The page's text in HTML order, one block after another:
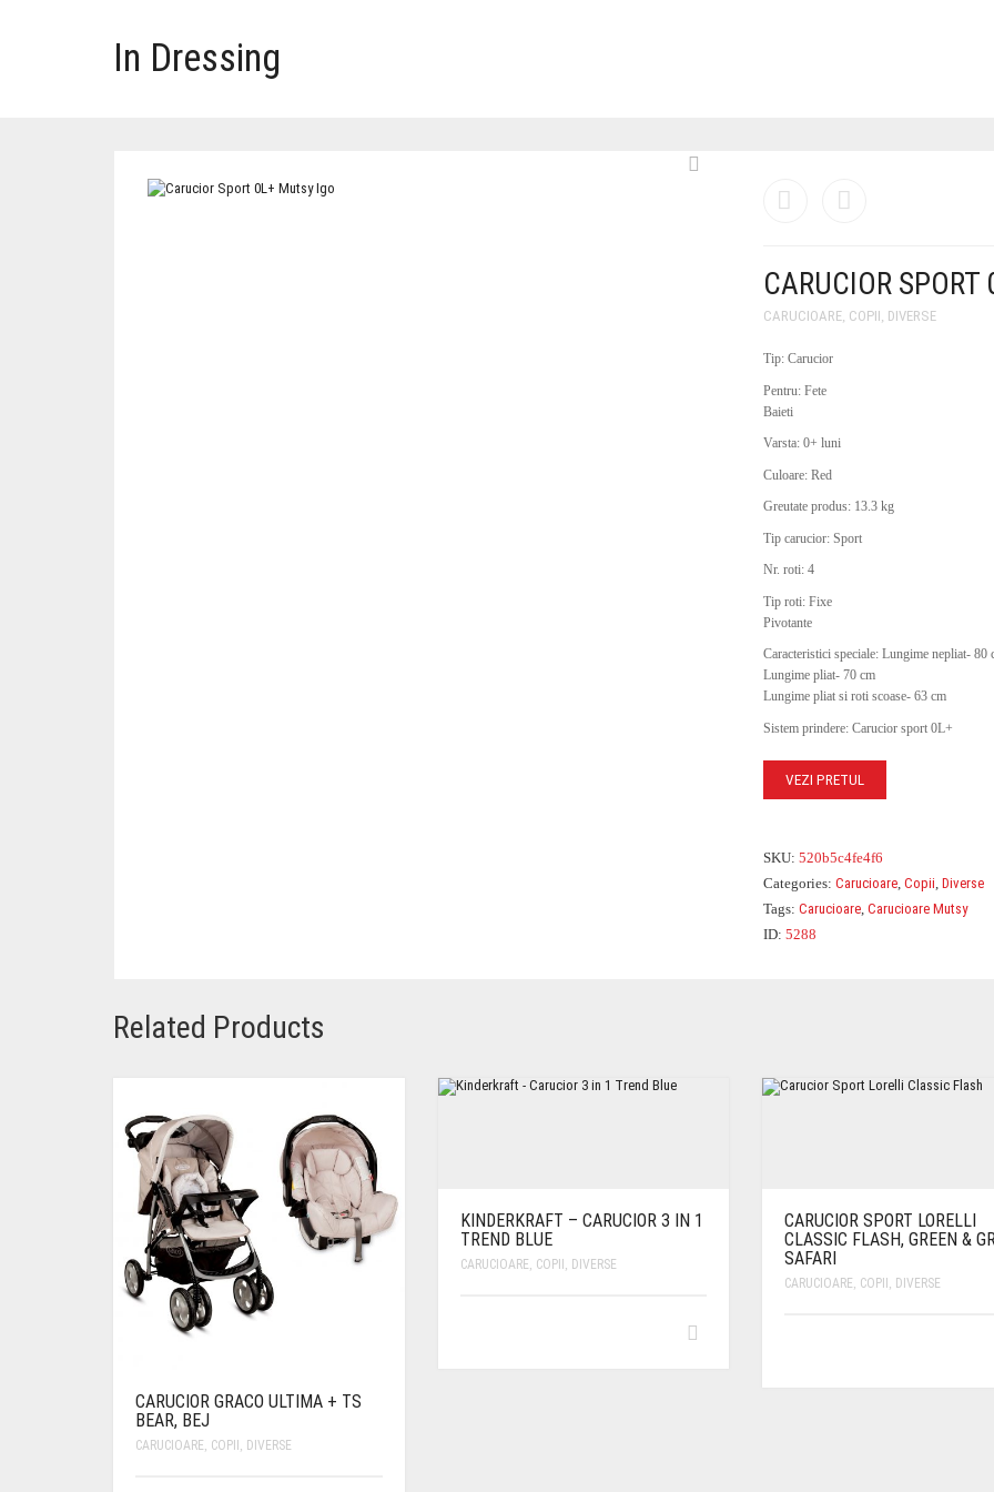
In Dressing
CARUCIOR
CARUCIOARE, COPII, DIVERSE
Tip: Carucior
Pentru: Fete
Baieti
Varsta: 0+ luni
Culoare: Red
Greutate produs: 13.3 kg
Tip carucior: Sport
Nr. roti: 4
Tip roti: Fixe
Pivotante
Caracteristici speciale: Lungime nepliat- 80
Lungime pliat- 70 cm
Lungime pliat si roti scoase- 63 cm
Sistem prindere: Carucior sport 0L+
VEZI PRETUL
SKU: 520b5c4fe4f6
Categories: Carucioare, Copii, Diverse
Tags: Carucioare, Carucioare Mutsy
ID: 5288
Related Products
CARUCIOR GRACO ULTIMA + TS
BEAR, BEJ
CARUCIOARE COPII DIVERSE
KINDERKRAFT – CARUCIOR 3 IN 1
TREND BLUE
CARUCIOARE, COPII , DIVERSE
CARUCIOR SPORT LORELLI
CLASSIC FLASH, GREEN &
SAFARI
CARUCIOARE, COPII , DIVERSE